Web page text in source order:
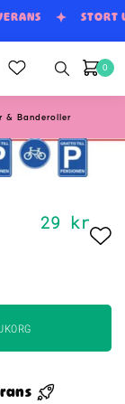
STORT
0
& Banderoller
29 kr